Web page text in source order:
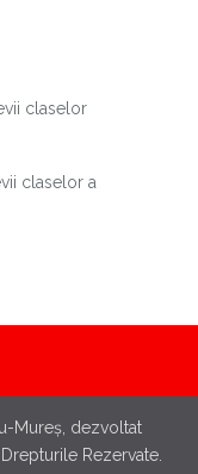
claselor
claselor a
Mureș, dezvoltat
Rezervate.